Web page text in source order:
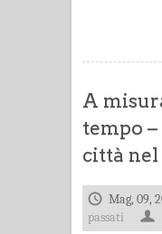
A
tempo
città
Mag, 09,
passati